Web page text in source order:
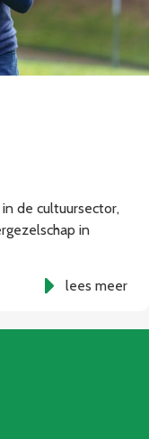
de cultuursector,
in
lees meer